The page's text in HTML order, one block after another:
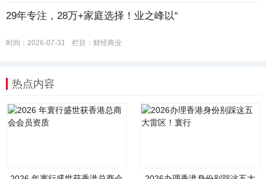
29年专注，28万+家庭选择！业之峰以“
时间：2026-07-31 栏目： 财经商业
热点内容